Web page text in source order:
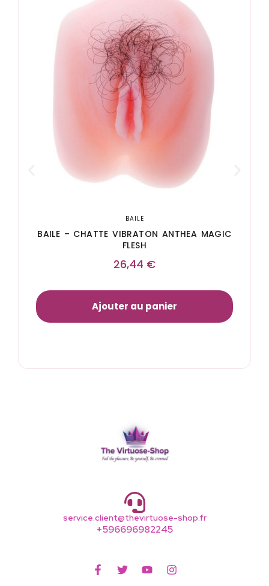
BAILE
BAILE – CHATTE VIBRATON ANTHEA MAGIC
FLESH
26,44 €
Ajouter au panier
service.client@thevirtuose-shop.fr
+596696982245